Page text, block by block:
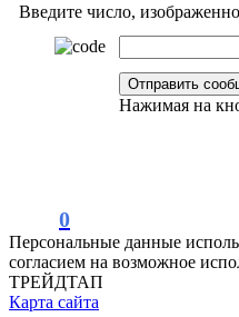
Введите число,
Нажимая на
0
Персональные данные
согласием на возможное
ТРЕЙДТАП
Карта сайта